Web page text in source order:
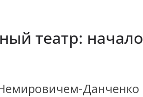
театр: начало
Данченко